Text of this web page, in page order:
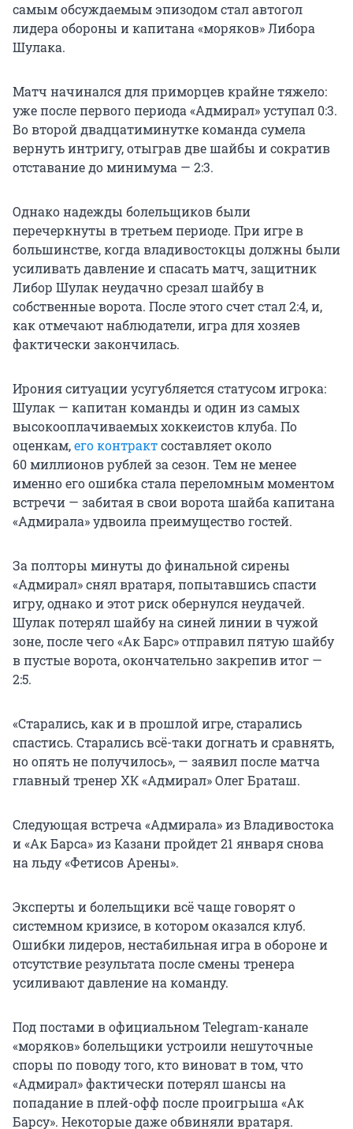
самым обсуждаемым эпизодом стал автогол
лидера обороны и капитана «моряков» Либора
Шулака.
Матч начинался для приморцев крайне тяжело:
уже после первого периода «Адмирал» уступал 0:3.
Во второй двадцатиминутке команда сумела
вернуть интригу, отыграв две шайбы и сократив
отставание до минимума — 2:3.
Однако надежды болельщиков были
перечеркнуты в третьем периоде. При игре в
большинстве, когда владивостокцы должны были
усиливать давление и спасать матч, защитник
Либор Шулак неудачно срезал шайбу в
собственные ворота. После этого счет стал 2:4, и,
как отмечают наблюдатели, игра для хозяев
фактически закончилась.
Ирония ситуации усугубляется статусом игрока:
Шулак — капитан команды и один из самых
высокооплачиваемых хоккеистов клуба. По
оценкам,его контрактсоставляет около
60 миллионов рублей за сезон. Тем не менее
именно его ошибка стала переломным моментом
встречи — забитая в свои ворота шайба капитана
«Адмирала» удвоила преимущество гостей.
За полторы минуты до финальной сирены
«Адмирал» снял вратаря, попытавшись спасти
игру, однако и этот риск обернулся неудачей.
Шулак потерял шайбу на синей линии в чужой
зоне, после чего «Ак Барс» отправил пятую шайбу
в пустые ворота, окончательно закрепив итог —
2:5.
«Старались, как и в прошлой игре, старались
спастись. Старались всё-таки догнать и сравнять,
но опять не получилось», — заявил после матча
главный тренер ХК «Адмирал» Олег Браташ.
Следующая встреча «Адмирала» из Владивостока
и «Ак Барса» из Казани пройдет 21 января снова
на льду «Фетисов Арены».
Эксперты и болельщики всё чаще говорят о
системном кризисе, в котором оказался клуб.
Ошибки лидеров, нестабильная игра в обороне и
отсутствие результата после смены тренера
усиливают давление на команду.
Под постами в официальном Telegram-канале
«моряков» болельщики устроили нешуточные
споры по поводу того, кто виноват в том, что
«Адмирал» фактически потерял шансы на
попадание в плей-офф после проигрыша «Ак
Барсу». Некоторые даже обвиняли вратаря.